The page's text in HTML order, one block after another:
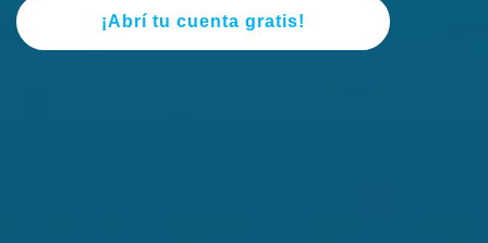
¡Abrí tu cuenta gratis!